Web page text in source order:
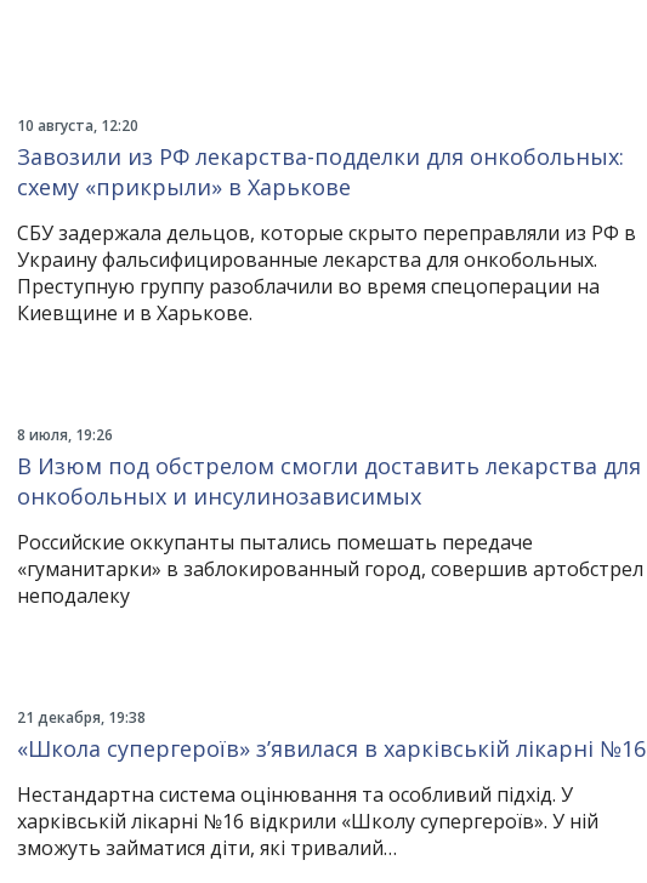
10 августа, 12:20
Завозили из РФ лекарства-подделки для онкобольных:
схему «прикрыли» в Харькове
СБУ задержала дельцов, которые скрыто переправляли из РФ в
Украину фальсифицированные лекарства для онкобольных.
Преступную группу разоблачили во время спецоперации на
Киевщине и в Харькове.
8 июля, 19:26
В Изюм под обстрелом смогли доставить лекарства для
онкобольных и инсулинозависимых
Российские оккупанты пытались помешать передаче
«гуманитарки» в заблокированный город, совершив артобстрел
неподалеку
21 декабря, 19:38
«Школа супергероїв» з’явилася в харківській лікарні №16
Нестандартна система оцінювання та особливий підхід. У
харківській лікарні №16 відкрили «Школу супергероїв». У ній
зможуть займатися діти, які тривалий…